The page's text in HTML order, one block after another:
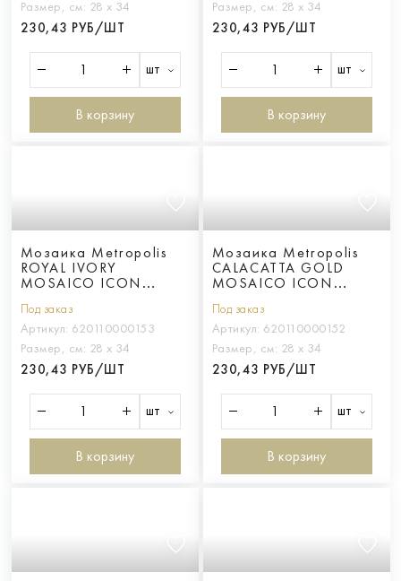
Размер, см: 28 х 34
230,43 РУБ/ШТ
шт
В корзину
Размер, см: 28 х 34
230,43 РУБ/ШТ
шт
В корзину
Мозаика Metropolis
ROYAL IVORY
MOSAICO ICON
Под заказ
Артикул: 620110000153
Размер, см: 28 х 34
230,43 РУБ/ШТ
шт
В корзину
Мозаика Metropolis
CALACATTA GOLD
MOSAICO ICON
Под заказ
Артикул: 620110000152
Размер, см: 28 х 34
230,43 РУБ/ШТ
шт
В корзину